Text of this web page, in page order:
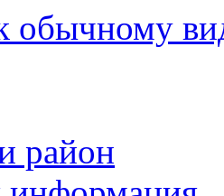
обычному
район